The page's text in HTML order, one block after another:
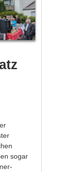
sogar